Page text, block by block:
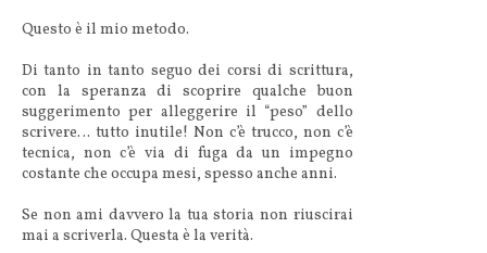
Questo è il mio metodo.
Di tanto in tanto seguo dei corsi di scrittura,
con la speranza di scoprire qualche buon
suggerimento per alleggerire il “peso” dello
scrivere… tutto inutile! Non c’è trucco, non c’è
tecnica, non c’è via di fuga da un impegno
costante che occupa mesi, spesso anche anni.
Se non ami davvero la tua storia non riuscirai
mai a scriverla. Questa è la verità.